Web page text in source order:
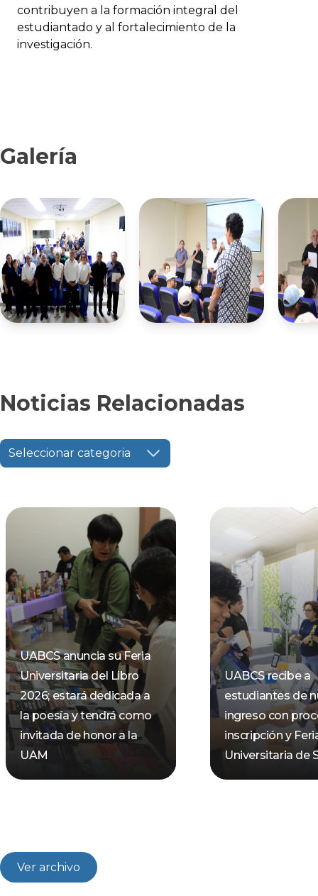
contribuyen a la formación integral del
estudiantado y al fortalecimiento de la
investigación.
Galería
Noticias Relacionadas
Seleccionar categoria
UABCS anuncia su Feria
Universitaria del Libro
2026; estará dedicada a
la poesía y tendrá como
invitada de honor a la
UAM
UABCS recibe a
estudiantes de
ingreso con
inscripción y
Universitaria de
Ver archivo